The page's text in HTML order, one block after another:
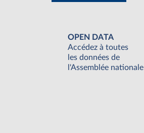
OPEN DATA
Accédez à toutes
les données de
l'Assemblée nationale